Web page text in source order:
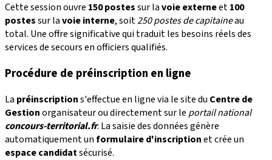
Cette session ouvre 150 postessur lavoie externeet100
postessur lavoie interne, soit250 postes de capitaineau
total. Une offre significative qui traduit les besoins réels des
services de secours en officiers qualifiés.
Procédure de préinscription en ligne
La préinscriptions'effectue en ligne via le site du Centre de
Gestionorganisateur ou directement sur le portail national
concours-territorial.fr. La saisie des données génère
automatiquement unformulaire d'inscriptionet crée un
espace candidatsécurisé.